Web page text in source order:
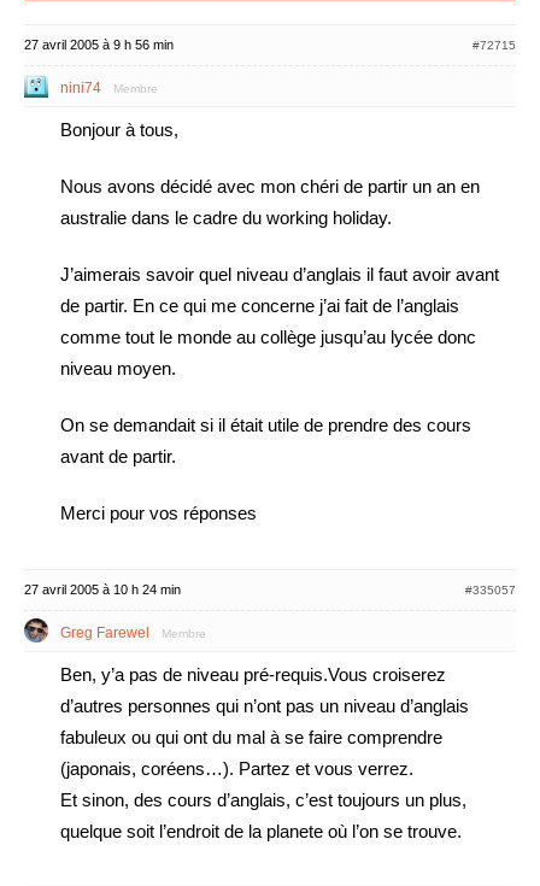
27 avril 2005 à 9 h 56 min #72715
nini74 Membre
Bonjour à tous,
Nous avons décidé avec mon chéri de partir un an en
australie dans le cadre du working holiday.
J’aimerais savoir quel niveau d’anglais il faut avoir avant
de partir. En ce qui me concerne j’ai fait de l’anglais
comme tout le monde au collège jusqu’au lycée donc
niveau moyen.
On se demandait si il était utile de prendre des cours
avant de partir.
Merci pour vos réponses
27 avril 2005 à 10 h 24 min #335057
Greg Farewel Membre
Ben, y’a pas de niveau pré-requis.Vous croiserez
d’autres personnes qui n’ont pas un niveau d’anglais
fabuleux ou qui ont du mal à se faire comprendre
(japonais, coréens…). Partez et vous verrez.
Et sinon, des cours d’anglais, c’est toujours un plus,
quelque soit l’endroit de la planete où l’on se trouve.